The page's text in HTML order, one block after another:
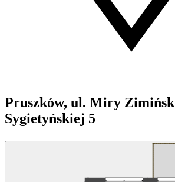
Pruszków, ul. Miry
Sygietyńskiej 5